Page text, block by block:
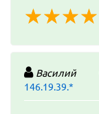
☆☆☆☆
★★★★
Василий
146.19.39.*